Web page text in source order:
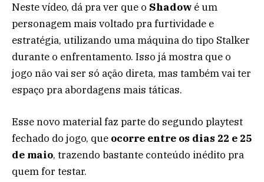
Neste vídeo, dá pra ver que o Shadow é um
personagem mais voltado pra furtividade e
estratégia, utilizando uma máquina do tipo Stalker
durante o enfrentamento. Isso já mostra que o
jogo não vai ser só ação direta, mas também vai ter
espaço pra abordagens mais táticas.
Esse novo material faz parte do segundo playtest
fechado do jogo, que ocorre entre os dias 22 e 25
de maio, trazendo bastante conteúdo inédito pra
quem for testar.